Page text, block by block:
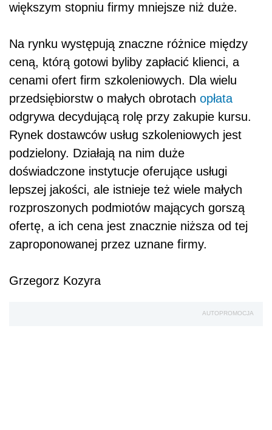
większym stopniu firmy mniejsze niż duże.
Na rynku występują znaczne różnice między
ceną, którą gotowi byliby zapłacić klienci, a
cenami ofert firm szkoleniowych. Dla wielu
przedsiębiorstw o małych obrotach opłata
odgrywa decydującą rolę przy zakupie kursu.
Rynek dostawców usług szkoleniowych jest
podzielony. Działają na nim duże
doświadczone instytucje oferujące usługi
lepszej jakości, ale istnieje też wiele małych
rozproszonych podmiotów mających gorszą
ofertę, a ich cena jest znacznie niższa od tej
zaproponowanej przez uznane firmy.
Grzegorz Kozyra
AUTOPROMOCJA